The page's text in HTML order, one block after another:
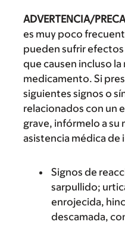
ADVERTENCIA/
es muy poco
pueden sufrir
que causen incluso
medicamento. Si
siguientes signos o
relacionados con un
grave, infórmelo a su
asistencia médica de
Signos de
sarpullido;
enrojecida,
descamada,